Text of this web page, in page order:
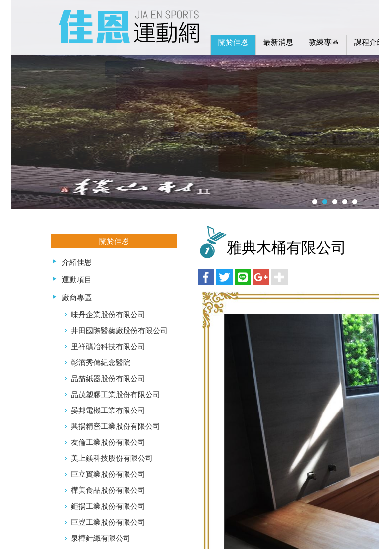
關於佳恩 最新消息 教練專區 課程介
關於佳恩
介紹佳恩
運動項目
廠商專區
味丹企業股份有限公司
井田國際醫藥廠股份有限公司
里祥礦冶科技有限公司
彰濱秀傳紀念醫院
品笳紙器股份有限公司
品茂塑膠工業股份有限公司
晏邦電機工業有限公司
興揚精密工業股份有限公司
友倫工業股份有限公司
美上鎂科技股份有限公司
巨立實業股份有限公司
樺美食品股份有限公司
鉅揚工業股份有限公司
巨岦工業股份有限公司
泉樺針織有限公司
雅典木桶有限公司